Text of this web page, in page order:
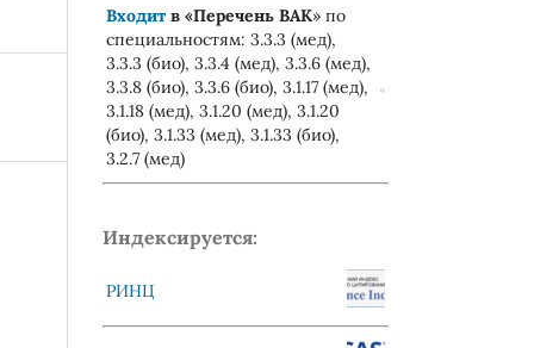
Входит в «Перечень ВАК» по
специальностям: 3.3.3 (мед),
3.3.3 (био), 3.3.4 (мед), 3.3.6 (мед),
3.3.8 (био), 3.3.6 (био), 3.1.17 (мед),
3.1.18 (мед), 3.1.20 (мед), 3.1.20
(био), 3.1.33 (мед), 3.1.33 (био),
3.2.7 (мед)
Индексируется:
РИНЦ